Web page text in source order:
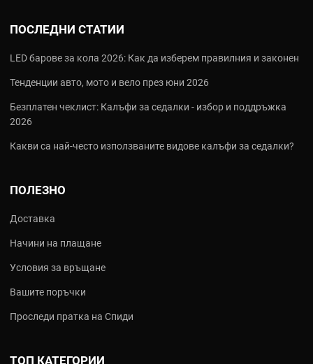
ПОСЛЕДНИ СТАТИИ
LED барове за кола 2026: Как да изберем правилния и законен
Тенденции авто, мото и вело през юни 2026
Безплатен чеклист: Калъфи за седалки - избор и поддръжка
2026
Какви са най‑често използваните видове калъфи за седалки?
ПОЛЕЗНО
Доставка
Начини на плащане
Условия за връщане
Вашите поръчки
Проследи пратка на Спиди
ТОП КАТЕГОРИИ